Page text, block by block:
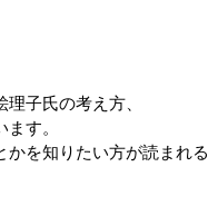
氏の考え方、
す。
知りたい方が読まれる